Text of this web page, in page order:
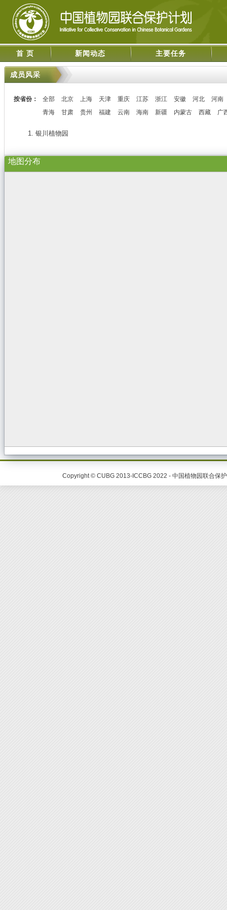
首 页 新闻动态 主要任务
成员风采
按省份： 全部 北京 上海 天津 重庆 江苏 浙江 安徽 河北
河南
青海
甘肃 贵州 福建 云南 海南 新疆 内蒙古 西藏 广
1. 银川植物园
地图分布
Copyright © CUBG 2013-ICCBG 2022 - 中国植物园联合保